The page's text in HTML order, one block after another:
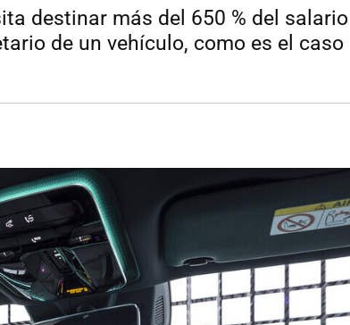
destinar más del 650 % del salario
de un vehículo, como es el caso